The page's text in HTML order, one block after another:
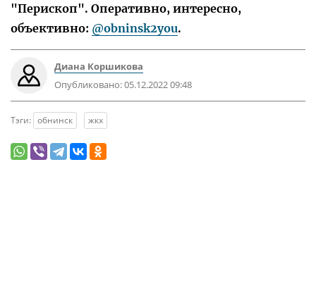
"Перископ". Оперативно, интересно,
объективно: @obninsk2you.
Диана Коршикова
Опубликовано:05.12.2022 09:48
Тэги: обнинск жкх